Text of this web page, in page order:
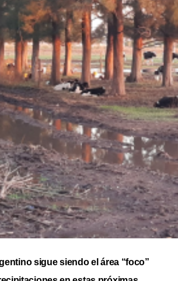
sigue siendo el área “foco”